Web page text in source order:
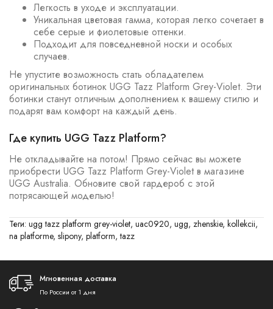
Легкость в уходе и эксплуатации.
Уникальная цветовая гамма, которая легко сочетает в
себе серые и фиолетовые оттенки.
Подходит для повседневной носки и особых
случаев.
Не упустите возможность стать обладателем
оригинальных ботинок UGG Tazz Platform Grey-Violet. Эти
ботинки станут отличным дополнением к вашему стилю и
подарят вам комфорт на каждый день.
Где купить UGG Tazz Platform?
Не откладывайте на потом! Прямо сейчас вы можете
приобрести UGG Tazz Platform Grey-Violet в магазине
UGG Australia. Обновите свой гардероб с этой
потрясающей моделью!
Теги: ugg tazz platform grey-violet, uac0920, ugg, zhenskie, kollekcii,
na platforme, slipony, platform,tazz
Мгновенная доставка
По России от 1 дня